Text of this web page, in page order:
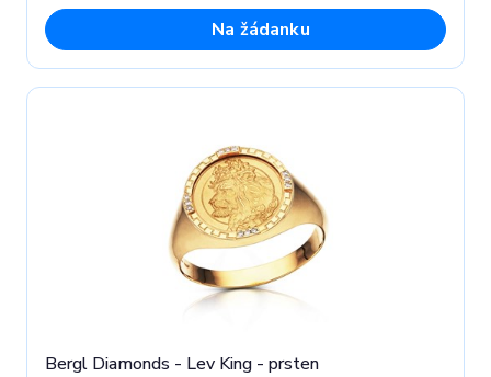
Na žádanku
Bergl Diamonds - Lev King - prsten